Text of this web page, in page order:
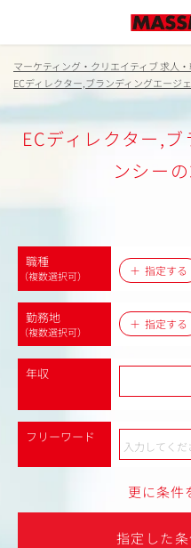
マーケティング・クリエイティブ 求人
ECディレクター,ブランディングエージ
ECディレクター,
ンシー
職種
（複数選択可） 指定する
勤務地
（複数選択可）
指定する
年収
フリーワード
更に条件
指定した